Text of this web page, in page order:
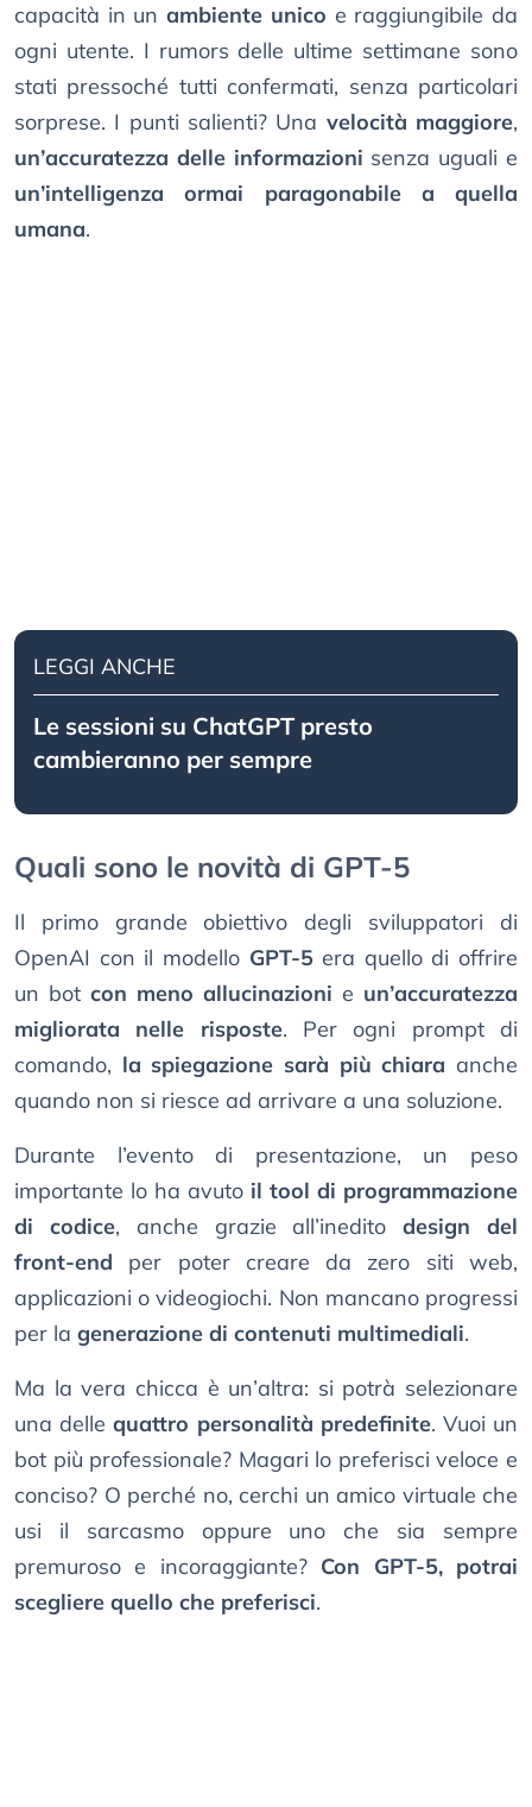
capacità in unambiente unico e raggiungibile da
ogni utente. I rumors delle ultime settimane sono
stati pressoché tutti confermati, senza particolari
sorprese. I punti salienti? Una velocità maggiore,
un’accuratezza delle informazioni senza uguali e
un’intelligenza ormai paragonabile a quella
umana.
LEGGI ANCHE
Le sessioni su ChatGPT presto
cambieranno per sempre
Quali sono le novità di GPT-5
Il primo grande obiettivo degli sviluppatori di
OpenAI con il modello GPT-5era quello di offrire
un bot con meno allucinazioni e un’accuratezza
migliorata nelle risposte. Per ogni prompt di
comando, la spiegazione sarà più chiara anche
quando non si riesce ad arrivare a una soluzione.
Durante l’evento di presentazione, un peso
importante lo ha avuto il tool di programmazione
di codice, anche grazie all’ineditodesign del
front-end per poter creare da zero siti web,
applicazioni o videogiochi. Non mancano progressi
per la generazione di contenuti multimediali.
Ma la vera chicca è un’altra: si potrà selezionare
una dellequattro personalità predefinite. Vuoi un
bot più professionale? Magari lo preferisci veloce e
conciso? O perché no, cerchi un amico virtuale che
usi il sarcasmo oppure uno che sia sempre
premuroso e incoraggiante? Con GPT-5, potrai
scegliere quello che preferisci.